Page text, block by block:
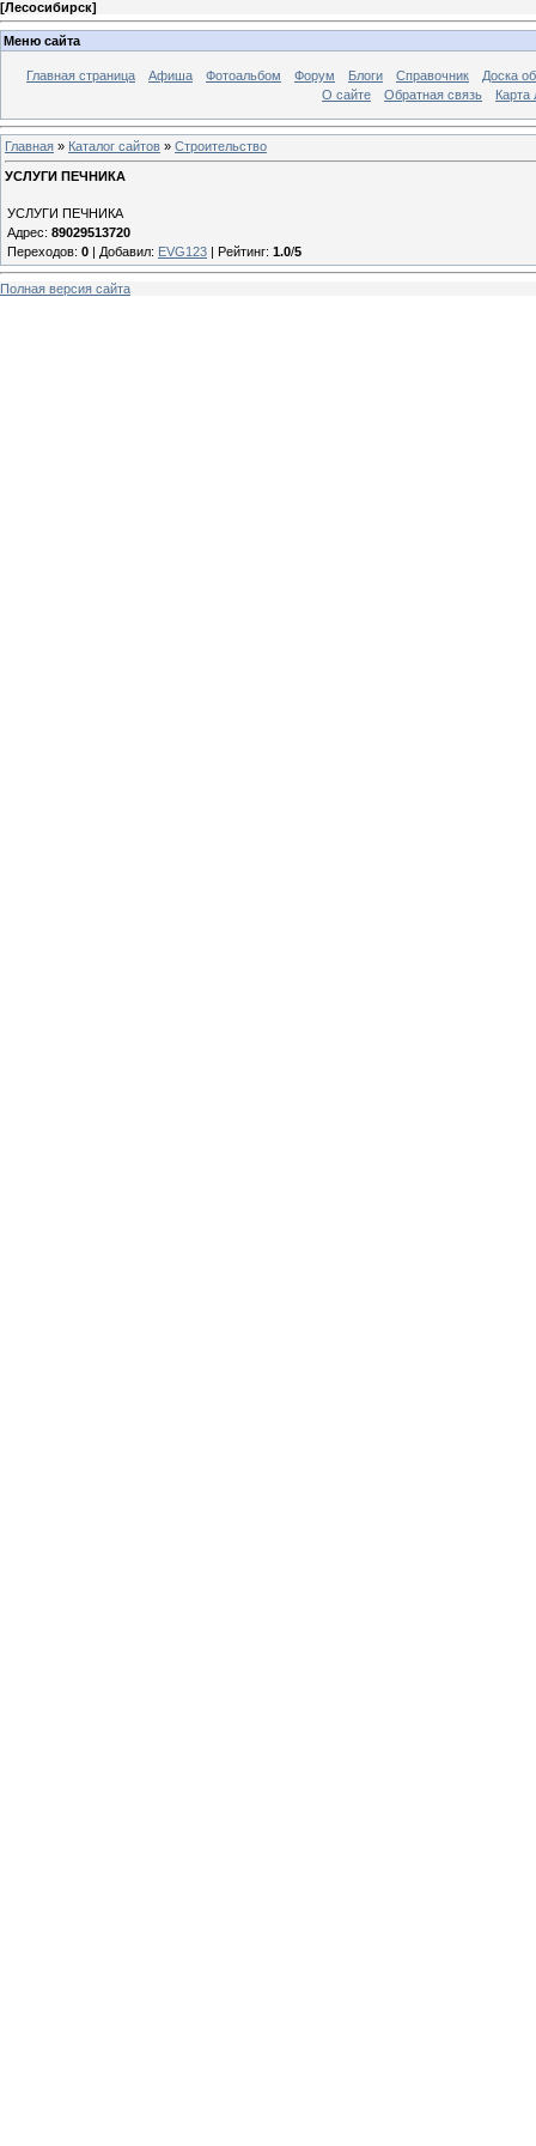
[Лесосибирск]
Меню сайта
Главная страница Афиша Фотоальбом Форум Блоги Справочник
Доска
О сайте
Обратная связь Карта
Главная » Каталог сайтов » Строительство
УСЛУГИ ПЕЧНИКА
УСЛУГИ ПЕЧНИКА
Адрес: 89029513720
Переходов: 0 | Добавил: EVG123 | Рейтинг: 1.0/5
Полная версия сайта